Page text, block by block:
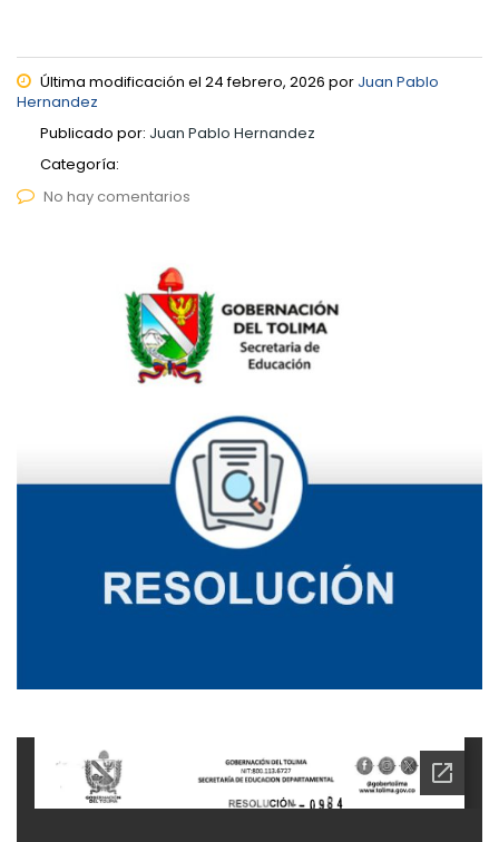
Última modificación el 24 febrero, 2026 por Juan Pablo
Hernandez
Publicado por: Juan Pablo Hernandez
Categoría:
No hay comentarios